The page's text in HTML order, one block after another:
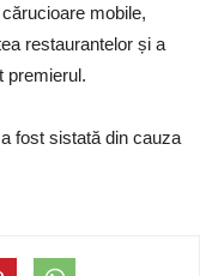
mobile,
restaurantelor și a
premierul.
fost sistată din cauza